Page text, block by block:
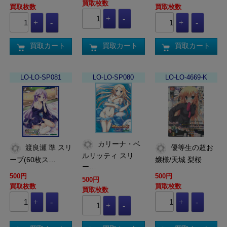
買取枚数
買取カート
買取枚数
買取カート
買取枚数
買取カート
LO-LO-SP081
ーブ(60枚ス…
500円
買取枚数
LO-LO-SP080
ルリッティ スリ
ー…
500円
買取枚数
LO-LO-4669-K
嬢様/天城 梨桜
500円
買取枚数